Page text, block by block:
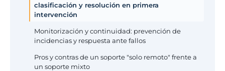
clasificación y resolución en primera
intervención
Monitorización y continuidad: prevención de
incidencias y respuesta ante fallos
Pros y contras de un soporte "solo remoto" frente a
un soporte mixto